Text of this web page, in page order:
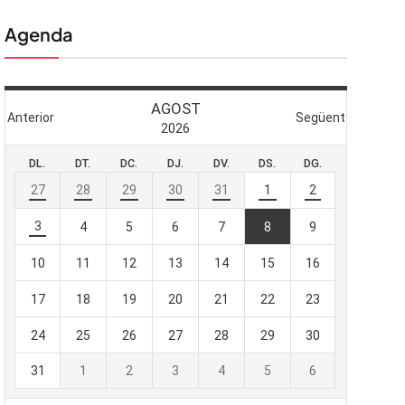
Agenda
butlletí
al nostre